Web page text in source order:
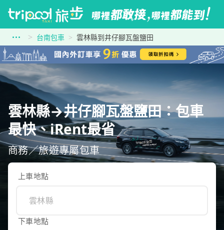
台南包車 雲林縣到井仔腳瓦盤鹽田
雲林縣→井仔腳瓦盤鹽田：包車
最快、iRent最省
商務／旅遊專屬包車
上車地點
下車地點